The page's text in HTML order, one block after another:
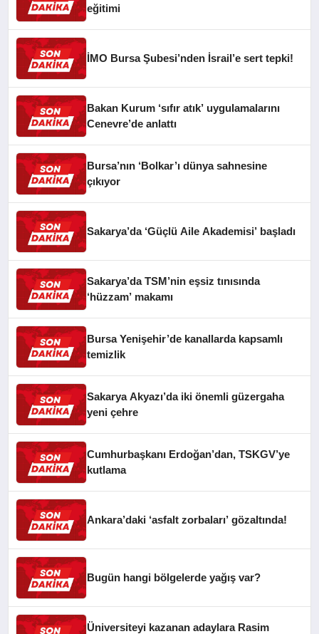
eğitimi
İMO Bursa Şubesi’nden İsrail’e sert tepki!
Bakan Kurum ‘sıfır atık’ uygulamalarını
Cenevre’de anlattı
Bursa’nın ‘Bolkar’ı dünya sahnesine
çıkıyor
Sakarya’da ‘Güçlü Aile Akademisi’ başladı
Sakarya’da TSM’nin eşsiz tınısında
‘hüzzam’ makamı
Bursa Yenişehir’de kanallarda kapsamlı
temizlik
Sakarya Akyazı’da iki önemli güzergaha
yeni çehre
Cumhurbaşkanı Erdoğan’dan, TSKGV’ye
kutlama
Ankara’daki ‘asfalt zorbaları’ gözaltında!
Bugün hangi bölgelerde yağış var?
Üniversiteyi kazanan adaylara Rasim